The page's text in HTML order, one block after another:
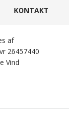
KONTAKT
af
26457440
Vind